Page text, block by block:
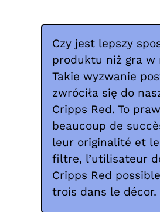
Czy jest lepszy
produktu niż gra w
Takie wyzwanie
zwróciła się do
Cripps Red. To
beaucoup de
leur originalité et
filtre, l’utilisateur
Cripps Red
trois dans le décor.